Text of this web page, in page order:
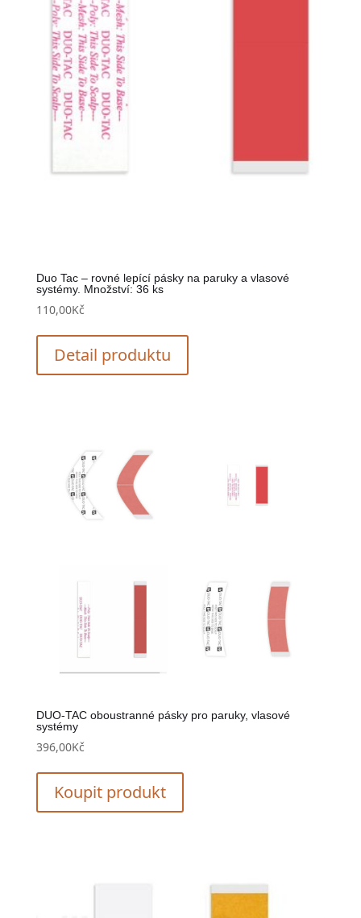
Duo Tac – rovné lepící pásky na paruky a vlasové
systémy. Množství: 36 ks
110,00Kč
Detail produktu
DUO-TAC oboustranné pásky pro paruky, vlasové
systémy
396,00Kč
Koupit produkt